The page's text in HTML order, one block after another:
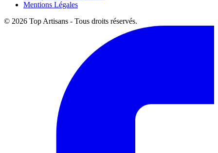
Mentions Légales
© 2026 Top Artisans - Tous droits réservés.